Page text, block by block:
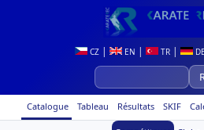
CZ| EN | TR| DE
Catalogue Tableau Résultats SKIF